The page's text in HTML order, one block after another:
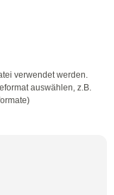
verwendet werden.
auswählen, z.B.